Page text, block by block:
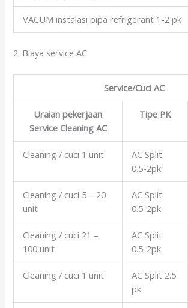
VACUM instalasi pipa refrigerant 1-2 pk
2. Biaya service AC
Service/Cuci AC
Uraian pekerjaan
Service Cleaning AC
Tipe PK
Cleaning / cuci 1 unit
AC Split.
0.5-2pk
Cleaning / cuci 5 – 20
unit
AC Split.
0.5-2pk
Cleaning / cuci 21 –
100 unit
AC Split.
0.5-2pk
Cleaning / cuci 1 unit
AC Split 2.5
pk